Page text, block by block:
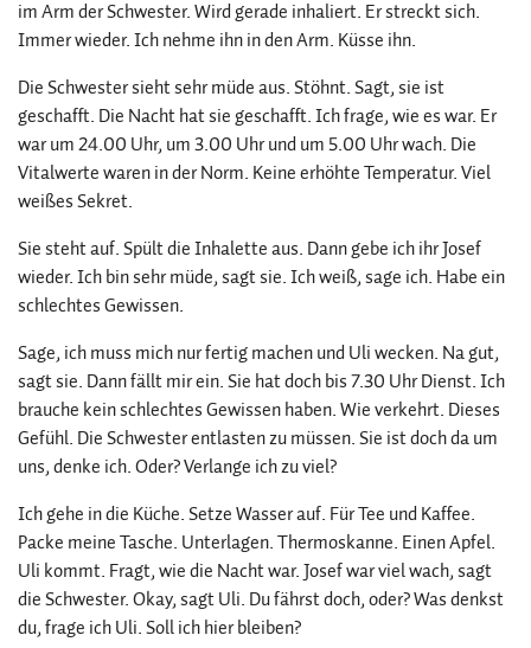
im Arm der Schwester. Wird gerade inhaliert. Er streckt sich.
Immer wieder. Ich nehme ihn in den Arm. Küsse ihn.
Die Schwester sieht sehr müde aus. Stöhnt. Sagt, sie ist
geschafft. Die Nacht hat sie geschafft. Ich frage, wie es war. Er
war um 24.00 Uhr, um 3.00 Uhr und um 5.00 Uhr wach. Die
Vitalwerte waren in der Norm. Keine erhöhte Temperatur. Viel
weißes Sekret.
Sie steht auf. Spült die Inhalette aus. Dann gebe ich ihr Josef
wieder. Ich bin sehr müde, sagt sie. Ich weiß, sage ich. Habe ein
schlechtes Gewissen.
Sage, ich muss mich nur fertig machen und Uli wecken. Na gut,
sagt sie. Dann fällt mir ein. Sie hat doch bis 7.30 Uhr Dienst. Ich
brauche kein schlechtes Gewissen haben. Wie verkehrt. Dieses
Gefühl. Die Schwester entlasten zu müssen. Sie ist doch da um
uns, denke ich. Oder? Verlange ich zu viel?
Ich gehe in die Küche. Setze Wasser auf. Für Tee und Kaffee.
Packe meine Tasche. Unterlagen. Thermoskanne. Einen Apfel.
Uli kommt. Fragt, wie die Nacht war. Josef war viel wach, sagt
die Schwester. Okay, sagt Uli. Du fährst doch, oder? Was denkst
du, frage ich Uli. Soll ich hier bleiben?